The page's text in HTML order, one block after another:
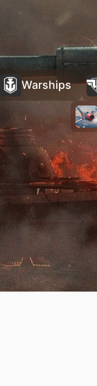
Warships